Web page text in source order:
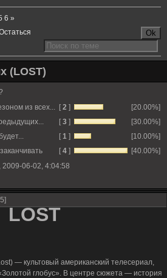
6 »
(LOST)
из всех... [ 2 ]
[20.00%]
[ 3 ]
[30.00%]
[ 1 ]
[10.00%]
[ 4 ]
[40.00%]
06-02, 4:04:58
LOST
— культовый американский телесериал,
глобус». В центре сюжета — история